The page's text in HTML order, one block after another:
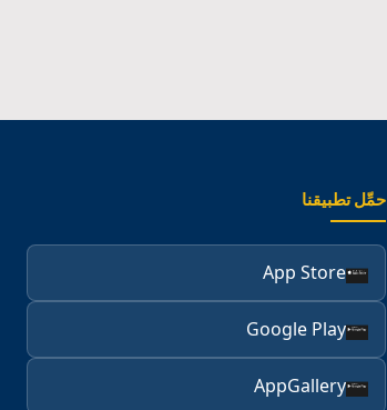
حمِّل تطبيقنا
App Store
Google Play
AppGallery